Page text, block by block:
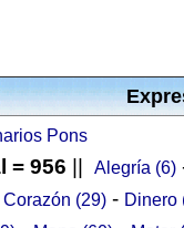
Pons
= 956 Alegría (6)
Corazón (29) - Dinero